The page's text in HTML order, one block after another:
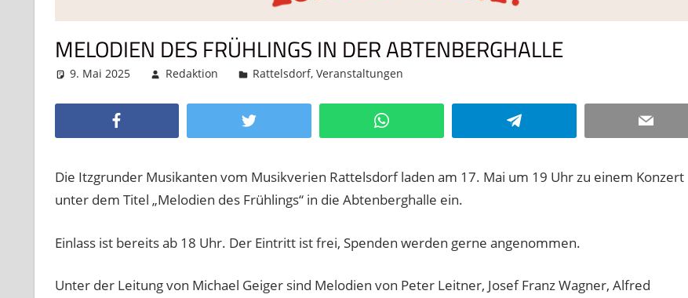
MELODIEN DES FRÜHLINGS IN DER ABTENBERGHALLE
9. Mai 2025 Redaktion Rattelsdorf,Veranstaltungen
Twitter WhatsApp Telegram Email
Die Itzgrunder Musikanten vom Musikverien Rattelsdorf laden am 17. Mai um 19 Uhr zu einem Konzert
unter dem Titel „Melodien des Frühlings“ in die Abtenberghalle ein.
Einlass ist bereits ab 18 Uhr. Der Eintritt ist frei, Spenden werden gerne angenommen.
Unter der Leitung von Michael Geiger sind Melodien von Peter Leitner, Josef Franz Wagner, Alfred